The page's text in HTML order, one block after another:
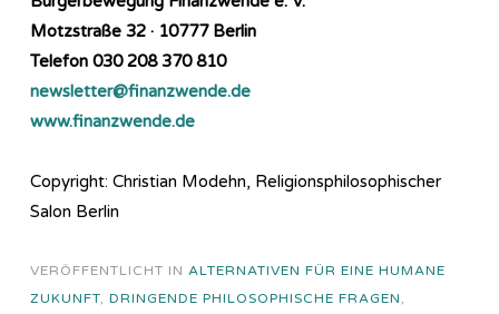
Motzstraße 32 · 10777 Berlin
Telefon 030 208 370 810
newsletter@finanzwende.de
www.finanzwende.de
Copyright: Christian Modehn, Religionsphilosophischer
Salon Berlin
VERÖFFENTLICHT IN ALTERNATIVEN FÜR EINE HUMANE
ZUKUNFT, DRINGENDE PHILOSOPHISCHE FRAGEN,